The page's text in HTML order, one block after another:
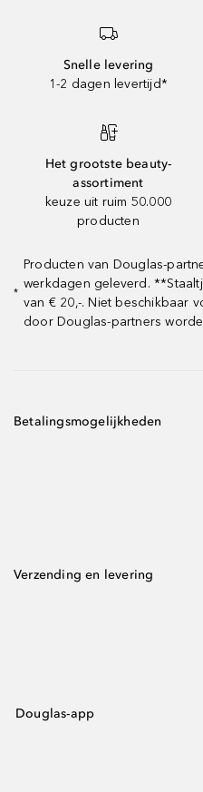
Snelle levering
1-2 dagen levertijd*
Het grootste beauty-
assortiment
keuze uit ruim 50.000
producten
*
Producten van Douglas-
werkdagen geleverd.
van € 20,-. Niet beschikbaar
door Douglas-partners
Betalingsmogelijkheden
Verzending en levering
Douglas-app